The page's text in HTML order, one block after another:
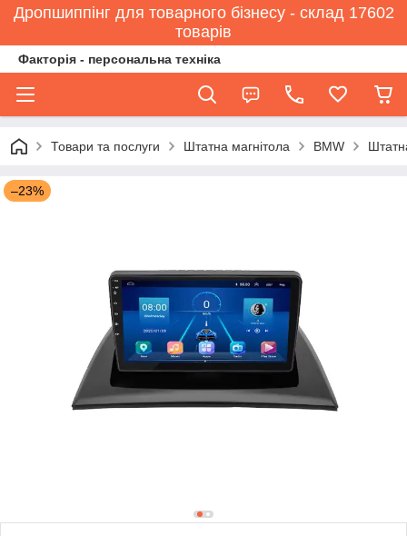
Дропшиппінг для товарного бізнесу - склад 17602
товарів
Факторія - персональна техніка
Товари та послуги Штатна магнітола BMW
–23%